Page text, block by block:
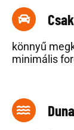
könnyű
minimális